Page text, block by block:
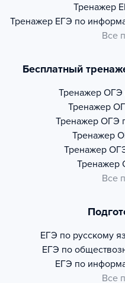
Тренажер
Тренажер ЕГЭ по
Все
Бесплатный
Тренажер ОГЭ
Тренажер
Тренажер ОГЭ
Тренажер
Тренажер
Тренажер
Все
ЕГЭ по русскому
ЕГЭ по
ЕГЭ по
Все